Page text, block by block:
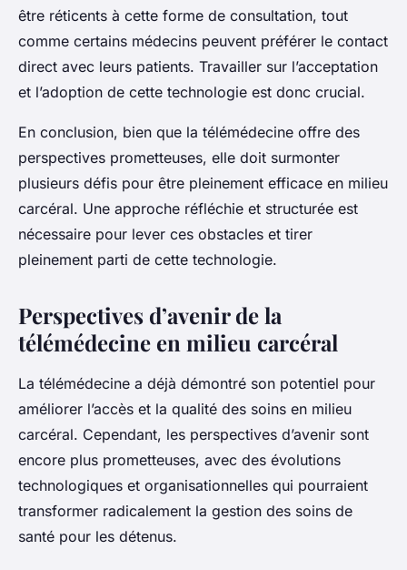
être réticents à cette forme de consultation, tout
comme certains médecins peuvent préférer le contact
direct avec leurs patients. Travailler sur l’acceptation
et l’adoption de cette technologie est donc crucial.
En conclusion, bien que la télémédecine offre des
perspectives prometteuses, elle doit surmonter
plusieurs défis pour être pleinement efficace en milieu
carcéral. Une approche réfléchie et structurée est
nécessaire pour lever ces obstacles et tirer
pleinement parti de cette technologie.
Perspectives d’avenir de la
télémédecine en milieu carcéral
La télémédecine a déjà démontré son potentiel pour
améliorer l’accès et la qualité des soins en milieu
carcéral. Cependant, les perspectives d’avenir sont
encore plus prometteuses, avec des évolutions
technologiques et organisationnelles qui pourraient
transformer radicalement la gestion des soins de
santé pour les détenus.